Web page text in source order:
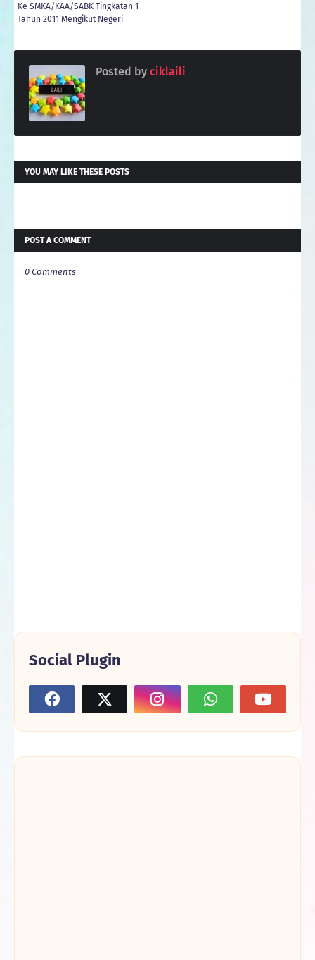
Ke SMKA/KAA/SABK Tingkatan 1
Tahun 2011 Mengikut Negeri
Posted by ciklaili
YOU MAY LIKE THESE POSTS
POST A COMMENT
0 Comments
Social Plugin